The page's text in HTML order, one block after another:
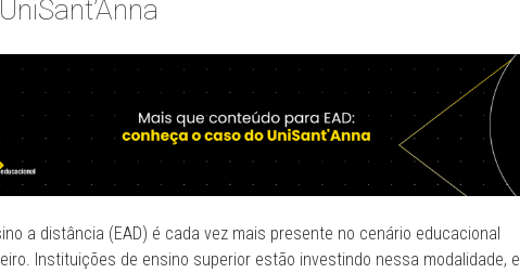
como
Modernidade
e
Qualidade”
a distância (EAD) é cada vez mais presente no cenário educacional
Instituições de ensino superior estão investindo nessa modalidade, e